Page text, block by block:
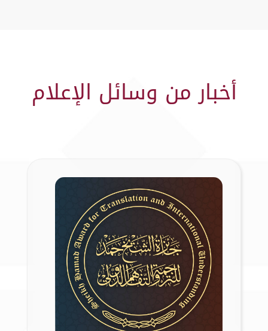
أخبار من وسائل الإعلام